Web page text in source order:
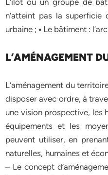
L’îlot ou un groupe de
n’atteint pas la
urbaine ; ▪ Le bâtiment :
L’AMÉNAGEMENT
L’aménagement du
disposer avec ordre, à
une vision prospective, les
équipements et les
peuvent utiliser, en
naturelles, humaines et
– Le concept